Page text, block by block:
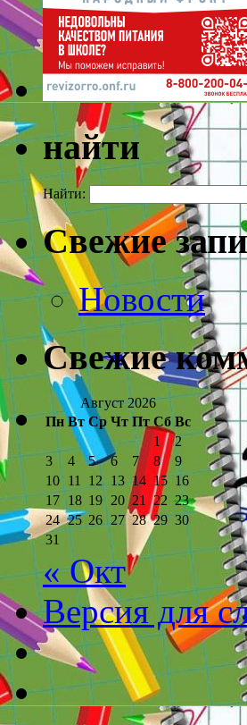
найти
Найти:
Свежие
Новости
Свежие
Август 2026
Пн Вт Ср Чт Пт Сб Вс
1
2
3
4 5 6 7 8
9
10 11 12 13 14 15 16
17 18 19 20 21 22 23
24 25 26 27 28 29 30
31
« Окт
Версия для